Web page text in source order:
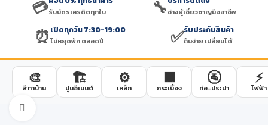
💳รับบัตรเครดิตทุกใบ 🔧ช่างผู้เชี่ยวชาญมืออาชีพ
⏰ เปิดทุกวัน 7:30-19:00
ไม่หยุดพัก ตลอดปี ✅รับประกันสินค้า
คืนง่าย เปลี่ยนได้
🎨
สีทาบ้าน
🏗️
ปูนซีเมนต์
⚙️
เหล็ก
🟫
กระเบื้อง
🚰
ท่อ-ประปา
⚡
ไฟฟ้า
Click to enlarge